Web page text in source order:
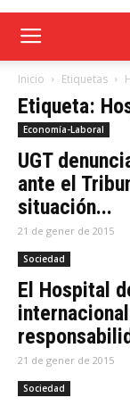
Inicio Etiquetas
Etiqueta:
Economía-Laboral
UGT
ante el
situación...
21 de gener de 2015
Sociedad
El Hospital
21 de gener de 2015
Sociedad